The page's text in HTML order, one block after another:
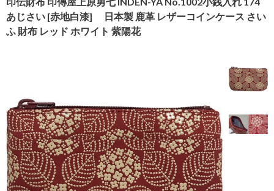
あじさい [赤地白漆] 日本製 鹿革 レザーコインケース さい
ふ 財布 レッド ホワイト 紫陽花